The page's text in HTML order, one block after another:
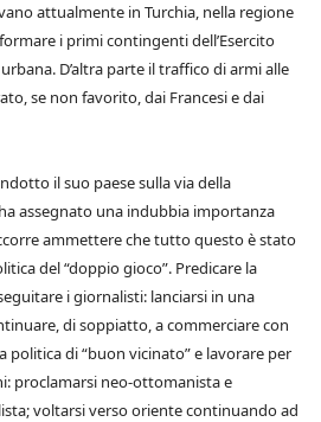
attualmente in Turchia, nella regione
i primi contingenti dell’Esercito
D’altra parte il traffico di armi alle
se non favorito, dai Francesi e dai
il suo paese sulla via della
assegnato una indubbia importanza
ammettere che tutto questo è stato
del “doppio gioco”. Predicare la
i giornalisti: lanciarsi in una
di soppiatto, a commerciare con
politica di “buon vicinato” e lavorare per
proclamarsi neo-ottomanista e
voltarsi verso oriente continuando ad